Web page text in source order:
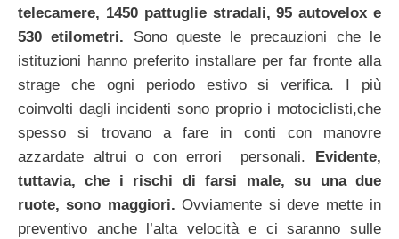
telecamere, 1450 pattuglie stradali, 95 autovelox e
530 etilometri. Sono queste le precauzioni che le
istituzioni hanno preferito installare per far fronte alla
strage che ogni periodo estivo si verifica. I più
coinvolti dagli incidenti sono proprio i motociclisti,che
spesso si trovano a fare in conti con manovre
azzardate altrui o con errori personali. Evidente,
tuttavia, che i rischi di farsi male, su una due
ruote, sono maggiori.Ovviamente si deve mette in
preventivo anche l’alta velocità e ci saranno sulle